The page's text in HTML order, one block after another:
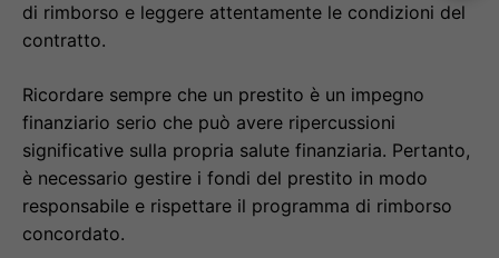
di rimborso e leggere attentamente le condizioni del
contratto.
Ricordare sempre che un prestito è un impegno
finanziario serio che può avere ripercussioni
significative sulla propria salute finanziaria. Pertanto,
è necessario gestire i fondi del prestito in modo
responsabile e rispettare il programma di rimborso
concordato.